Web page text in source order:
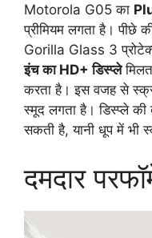
Motorola G05 का
प्रीमियम लगता है। पीछे
Gorilla Glass 3
इंच का HD+ डिस्प्ले
करता है। इस वजह से
स्मूद लगता है। डिस्प्ले
सकती है, यानी धूप में भी
दमदार